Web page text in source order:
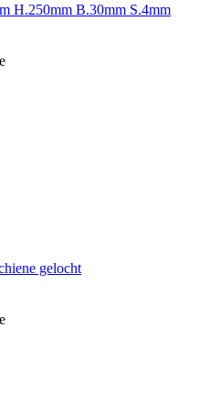
H.250mm B.30mm S.4mm
gelocht